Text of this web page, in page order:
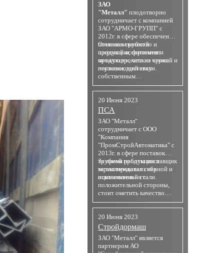
ЗАО
"Металл" плодотворно
сотрудничает с компанией
ЗАО "АРМО-ГРУПП" с
2012г. в сфере обеспечения
поставок трубной
продукции, фитингов и
металлопроката из черной и
нержавеющей стали.
Отмечаем качество и
широкий ассортимент
продукции, четкие сроки
поставки, доставку
собственным
автотранспортом.
20 Июня 2023
ПСА
ЗАО "Металл"
сотрудничает с ООО
"Компания
"ПромСтройАвтоматика" с
2013г. в сфере поставок
трубной продукции и
металлпрокатаиз черной и
оцинкованной стали.
За время работы поставщик
зарекомендовал себя
исключительно с
положительной стороны,
стоит ометить качество
поставляемой продукции и
строгое соблюдение сроков
поставки.
20 Июня 2023
Стройдормаш
ЗАО "Металл" является
партнером АО